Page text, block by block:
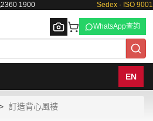
2360 1900 Sedex · ISO 9001
Browse
WhatsApp查詢
EN
訂造背心風褸